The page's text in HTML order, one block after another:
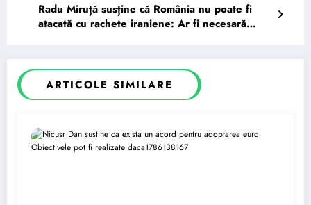
Radu Miruță susține că România nu poate fi
atacată cu rachete iraniene: Ar fi necesară
ARTICOLE SIMILARE